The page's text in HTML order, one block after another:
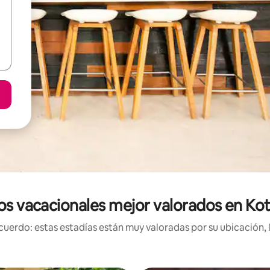
vacacionales mejor valorados en
estas estadías están muy valoradas por su